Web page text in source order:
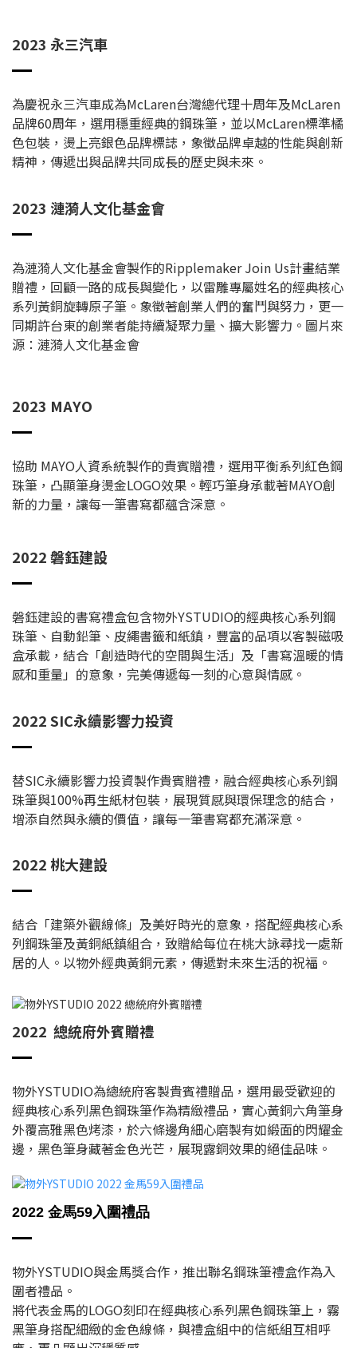
2023 永三汽車
為慶祝永三汽車成為McLaren台灣總代理十周年及McLaren
品牌60周年，選用穩重經典的鋼珠筆，並以McLaren標準橘
色包裝，燙上亮銀色品牌標誌，象徵品牌卓越的性能與創新
精神，傳遞出與品牌共同成長的歷史與未來。
2023 漣漪人文化基金會
為漣漪人文化基金會製作的Ripplemaker Join Us計畫結業
贈禮，回顧一路的成長與變化，以雷雕專屬姓名的經典核心
系列黃銅旋轉原子筆。象徵著創業人們的奮鬥與努力，更一
同期許台東的創業者能持續凝聚力量、擴大影響力。圖片來
源：漣漪人文化基金會
2023 MAYO
協助 MAYO人資系統製作的貴賓贈禮，選用平衡系列紅色鋼
珠筆，凸顯筆身燙金LOGO效果。輕巧筆身承載著MAYO創
新的力量，讓每一筆書寫都蘊含深意。
2022 磐鈺建設
磐鈺建設的書寫禮盒包含物外YSTUDIO的經典核心系列鋼
珠筆、自動鉛筆、皮繩書籤和紙鎮，豐富的品項以客製磁吸
盒承載，結合「創造時代的空間與生活」及「書寫溫暖的情
感和重量」的意象，完美傳遞每一刻的心意與情感。
2022 SIC永續影響力投資
替SIC永續影響力投資製作貴賓贈禮，融合經典核心系列鋼
珠筆與100%再生紙材包裝，展現質感與環保理念的結合，
增添自然與永續的價值，讓每一筆書寫都充滿深意。
2022 桃大建設
結合「建築外觀線條」及美好時光的意象，搭配經典核心系
列鋼珠筆及黃銅紙鎮組合，致贈給每位在桃大詠尋找一處新
居的人。以物外經典黃銅元素，傳遞對未來生活的祝福。
2022 總統府外賓贈禮
物外YSTUDIO為總統府客製貴賓禮贈品，選用最受歡迎的
經典核心系列黑色鋼珠筆作為精緻禮品，實心黃銅六角筆身
外覆高雅黑色烤漆，於六條邊角細心磨製有如緞面的閃耀金
邊，黑色筆身藏著金色光芒，展現露銅效果的絕佳品味。
2022 金馬59入圍禮品
物外YSTUDIO與金馬獎合作，推出聯名鋼珠筆禮盒作為入
圍者禮品。
將代表金馬的LOGO刻印在經典核心系列黑色鋼珠筆上，霧
黑筆身搭配細緻的金色線條，與禮盒組中的信紙組互相呼